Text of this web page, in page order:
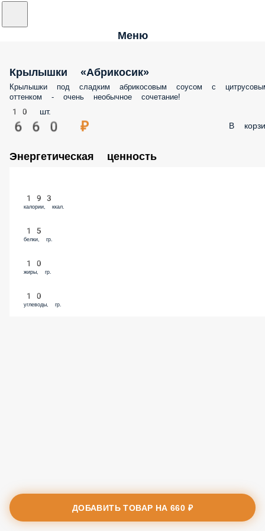
Меню
Крылышки «Абрикосик»
Крылышки под сладким абрикосовым соусом с
оттенком - очень необычное сочетание!
10 шт.
660 ₽ В
Энергетическая ценность
193
калории, ккал.
15
белки, гр.
10
жиры, гр.
10
углеводы, гр.
ДОБАВИТЬ ТОВАР НА660 ₽